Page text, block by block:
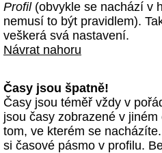
Profil(obvykle se nachází v
nemusí to být pravidlem).
veškerá svá nastavení.
Návrat nahoru
Časy jsou špatně!
Časy jsou téměř vždy v
jsou časy zobrazené v
tom, ve kterém se
si časové pásmo v profilu.